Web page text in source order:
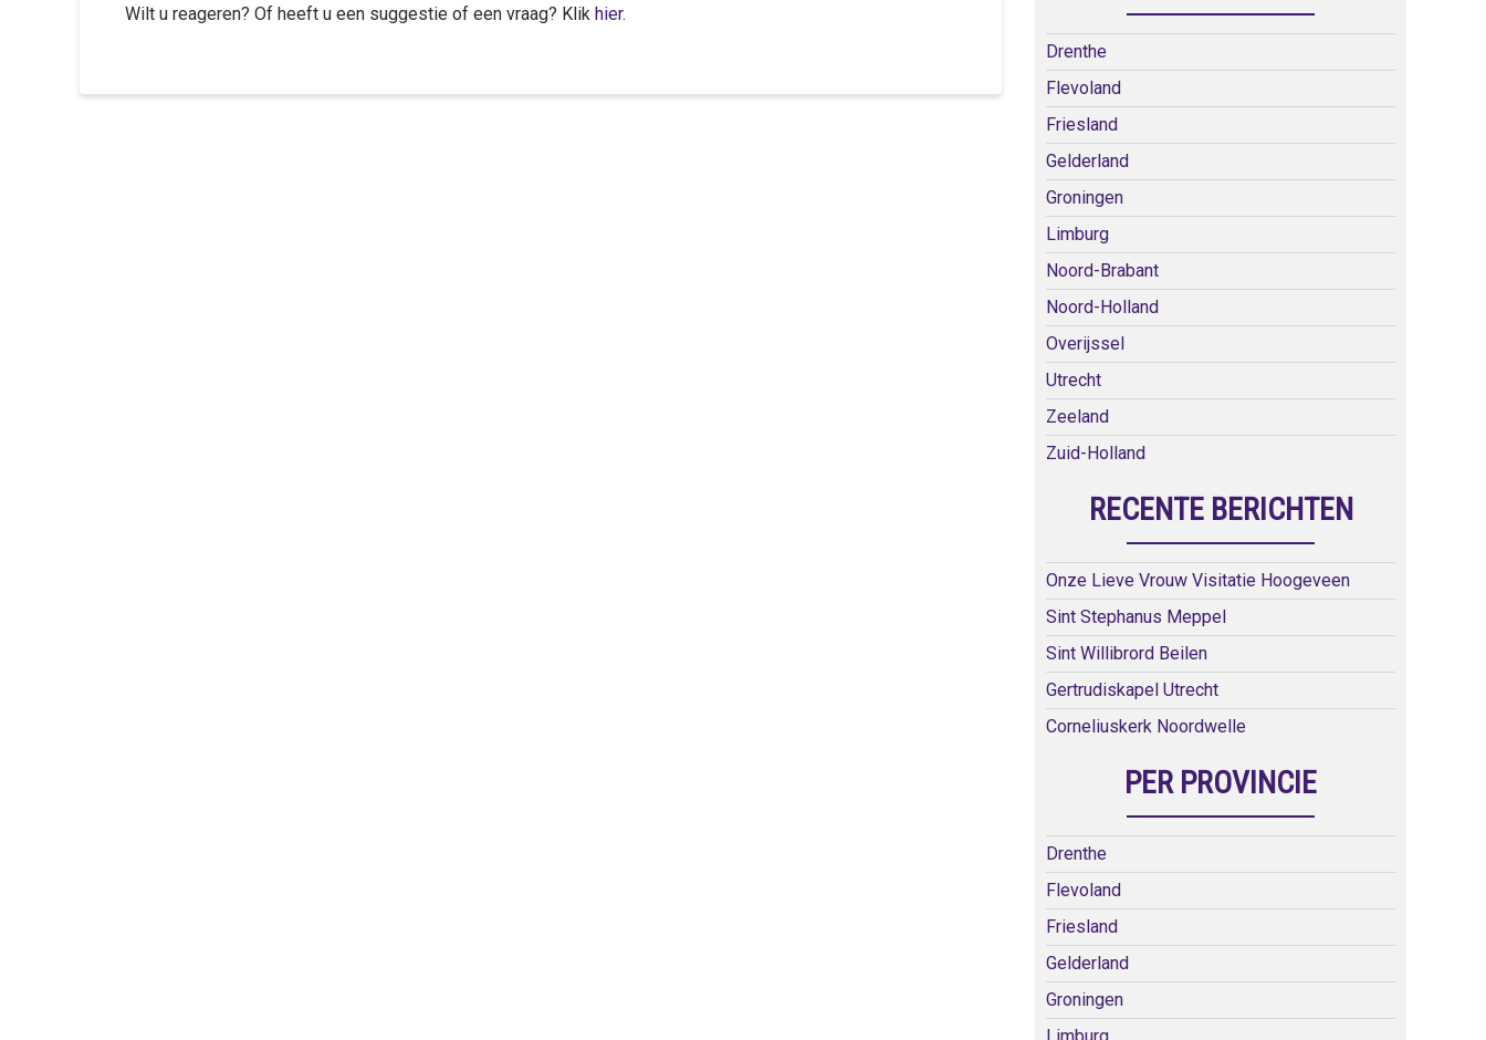
Wilt u reageren? Of heeft u een suggestie of een vraag? Klik hier.
Drenthe
Flevoland
Friesland
Gelderland
Groningen
Limburg
Noord-Brabant
Noord-Holland
Overijssel
Utrecht
Zeeland
Zuid-Holland
RECENTE BERICHTEN
Onze Lieve Vrouw Visitatie Hoogeveen
Sint Stephanus Meppel
Sint Willibrord Beilen
Gertrudiskapel Utrecht
Corneliuskerk Noordwelle
PER PROVINCIE
Drenthe
Flevoland
Friesland
Gelderland
Groningen